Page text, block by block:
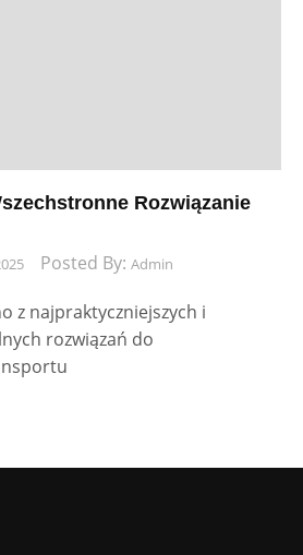
Rozwiązanie
Posted By: Admin
z najpraktyczniejszych i
rozwiązań do